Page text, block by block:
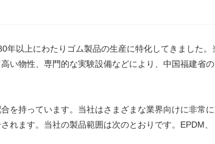
以上にわたりゴム製品の生産に特化してきました
物性、専門的な実験設備などにより、中国福建省
持っています。当社はさまざまな業界向けに非常
ます。当社の製品範囲は次のとおりです。EPDM